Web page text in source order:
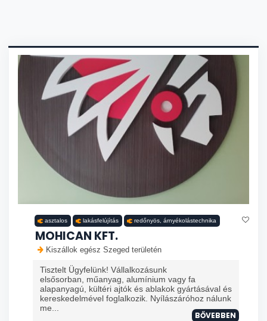
asztalos lakásfelújítás redőnyös, árnyékolástechnika
MOHICAN KFT.
Kiszállok egész Szeged területén
Tisztelt Ügyfelünk! Vállalkozásunk
elsősorban, műanyag, alumínium vagy fa
alapanyagú, kültéri ajtók és ablakok gyártásával és
kereskedelmével foglalkozik. Nyílászáróhoz nálunk
me...
BŐVEBBEN